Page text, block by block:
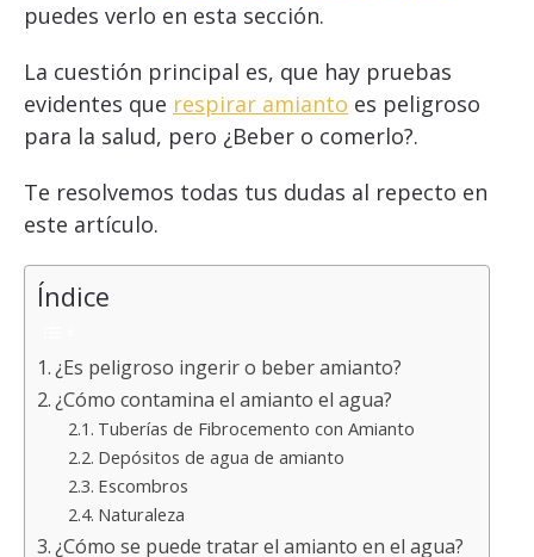
puedes verlo en esta sección.
La cuestión principal es, que hay pruebas
evidentes que respirar amianto es peligroso
para la salud, pero ¿Beber o comerlo?.
Te resolvemos todas tus dudas al repecto en
este artículo.
Índice
¿Es peligroso ingerir o beber amianto?
¿Cómo contamina el amianto el agua?
Tuberías de Fibrocemento con Amianto
Depósitos de agua de amianto
Escombros
Naturaleza
¿Cómo se puede tratar el amianto en el agua?